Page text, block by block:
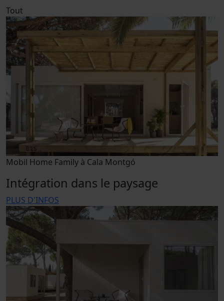
Tout
Mobil Home Family à Cala Montgó
Intégration dans le paysage
PLUS D'INFOS